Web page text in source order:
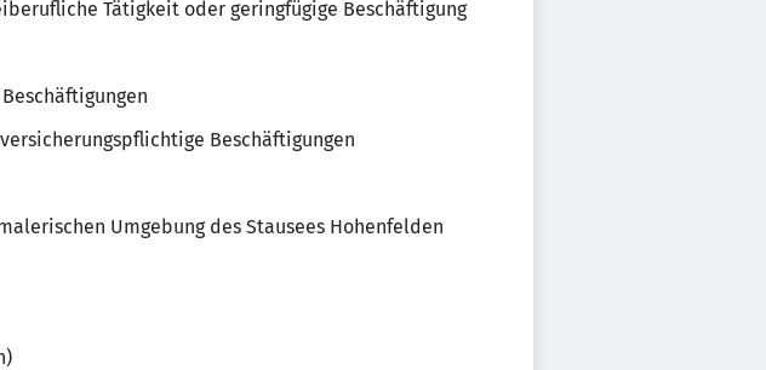
Tätigkeit oder geringfügige Beschäftigung
Beschäftigungen
Umgebung des Stausees Hohenfelden